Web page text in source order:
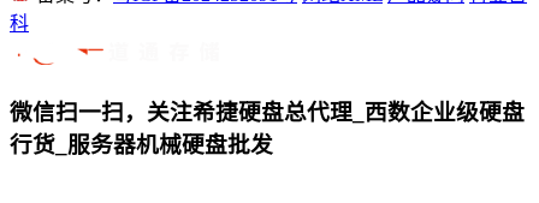
科
微信扫一扫，关注希捷硬盘总代理_西数企业级硬盘
行货_服务器机械硬盘批发